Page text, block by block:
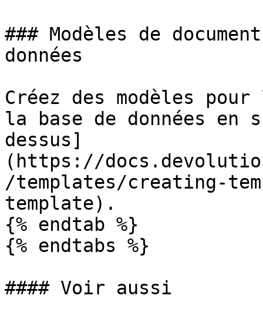
### Modèles de
données
Créez des modèles
la base de données
dessus]
(https://
/templates/creating-
template).
{% endtab %}
{% endtabs %}
#### Voir aussi